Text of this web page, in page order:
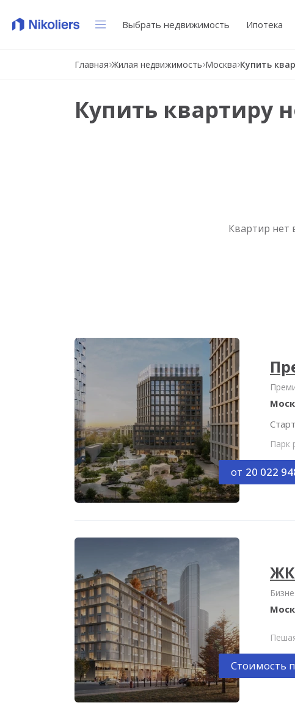
Выбрать недвижимость Ипотека
Главная Жилая недвижимость Москва
Купить квартиру
Квартир нет
Парк
от 20 022
ЖК
Стоимость